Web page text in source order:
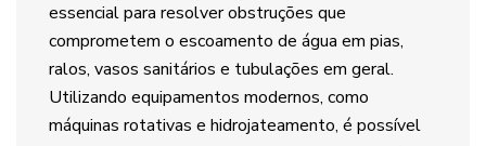
essencial para resolver obstruções que
comprometem o escoamento de água em pias,
ralos, vasos sanitários e tubulações em geral.
Utilizando equipamentos modernos, como
máquinas rotativas e hidrojateamento, é possível